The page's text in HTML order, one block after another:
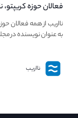
فعالان حوزه
فعالیت در مجله
نااریب از همه فعالان
به عنوان نویسنده در
نااریب